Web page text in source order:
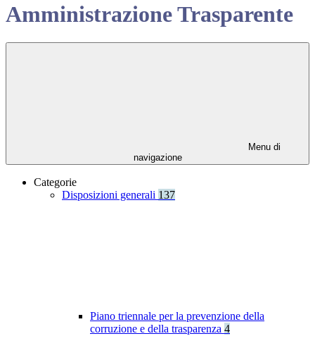
Amministrazione Trasparente
Menu di
navigazione
Categorie
Disposizioni generali 137
Piano triennale per la prevenzione della
corruzione e della trasparenza 4